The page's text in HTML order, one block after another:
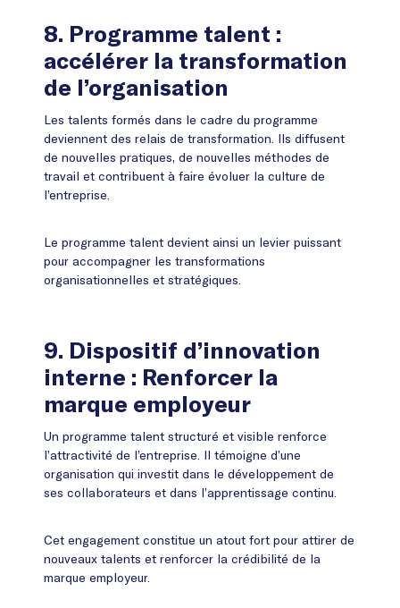
8. Programme talent :
accélérer la transformation
de l’organisation
Les talents formés dans le cadre du programme
deviennent des relais de transformation. Ils diffusent
de nouvelles pratiques, de nouvelles méthodes de
travail et contribuent à faire évoluer la culture de
l’entreprise.
Le programme talent devient ainsi un levier puissant
pour accompagner les transformations
organisationnelles et stratégiques.
9. Dispositif d’innovation
interne : Renforcer la
marque employeur
Un programme talent structuré et visible renforce
l’attractivité de l’entreprise. Il témoigne d’une
organisation qui investit dans le développement de
ses collaborateurs et dans l’apprentissage continu.
Cet engagement constitue un atout fort pour attirer de
nouveaux talents et renforcer la crédibilité de la
marque employeur.